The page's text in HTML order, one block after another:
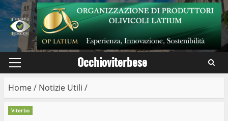
Skip
to
content
Primary
Occhioviterbese
Home/ Notizie Utili /
Viterbo